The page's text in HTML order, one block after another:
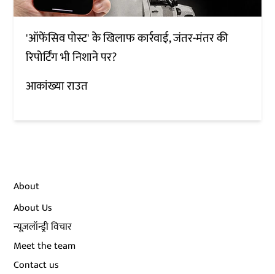
'ऑफेंसिव पोस्ट' के खिलाफ कार्रवाई, जंतर-मंतर की
रिपोर्टिंग भी निशाने पर?
आकांख्या राउत
About
About Us
न्यूज़लॉन्ड्री विचार
Meet the team
Contact us